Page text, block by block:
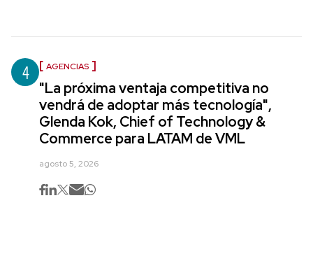
4 AGENCIAS
"La próxima ventaja competitiva no
vendrá de adoptar más tecnología",
Glenda Kok, Chief of Technology &
Commerce para LATAM de VML
agosto 5, 2026